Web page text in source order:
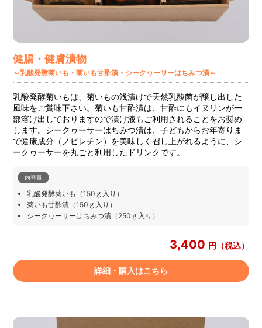
健腸・健膚漬物
～乳酸発酵菊いも・菊いも甘酢漬・シークヮーサーはちみつ漬～
乳酸発酵菊いもは、菊いもの浅漬けで天然乳酸菌が醸し出した
風味をご賞味下さい。菊いも甘酢漬は、甘酢にもイヌリンが一
部溶け出しておりますので漬け液もご利用されることをお奨め
します。シークヮーサーはちみつ漬は、子どもからお年寄りま
で健康成分（ノビレチン）を美味しく召し上がれるように、シ
ークヮーサーを丸ごと利用したドリンクです。
内容量
乳酸発酵菊いも（150ｇ入り）
菊いも甘酢漬（150ｇ入り）
シークヮーサーはちみつ漬（250ｇ入り）
3,400 円（税込）
詳細・購入はこちら